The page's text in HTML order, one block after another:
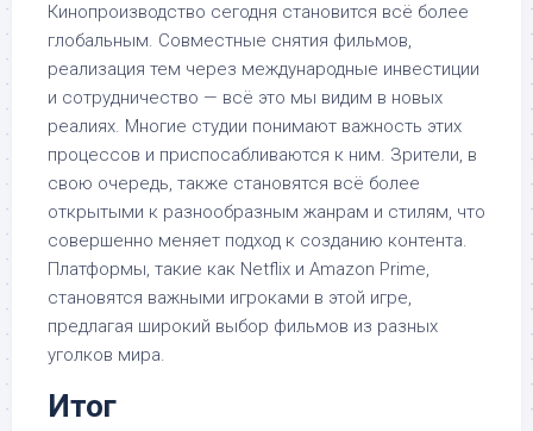
Кинопроизводство сегодня становится всё более
глобальным. Совместные снятия фильмов,
реализация тем через международные инвестиции
и сотрудничество — всё это мы видим в новых
реалиях. Многие студии понимают важность этих
процессов и приспосабливаются к ним. Зрители, в
свою очередь, также становятся всё более
открытыми к разнообразным жанрам и стилям, что
совершенно меняет подход к созданию контента.
Платформы, такие как Netflix и Amazon Prime,
становятся важными игроками в этой игре,
предлагая широкий выбор фильмов из разных
уголков мира.
Итог